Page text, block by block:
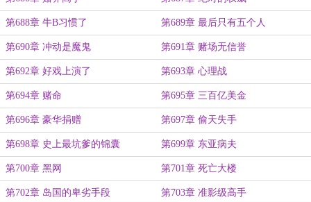
第688章 牛B习惯了 第689章 最后只有五个人
第690章 冲动是魔鬼 第691章 赌场无信誉
第692章 好戏上演了 第693章 心理战
第694章 赌命 第695章 三百亿美金
第696章 豪华捐赠 第697章 偷天失手
第698章 史上最坑爹的锦囊 第699章 东亚病夫
第700章 黑网 第701章 死亡大楼
第702章 岛国的卑劣手段 第703章 准影级高手